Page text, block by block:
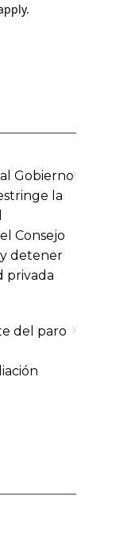
Gobierno
la
Consejo
detener
privada
del paro